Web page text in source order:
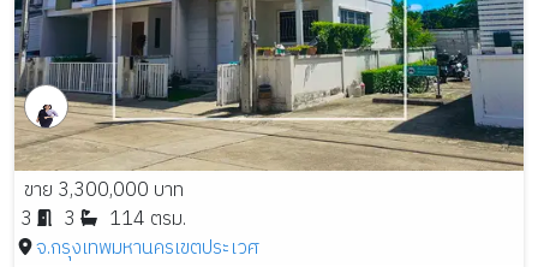
ขาย 3,300,000 บาท
3
3
114 ตรม.
จ.กรุงเทพมหานครเขตประเวศ